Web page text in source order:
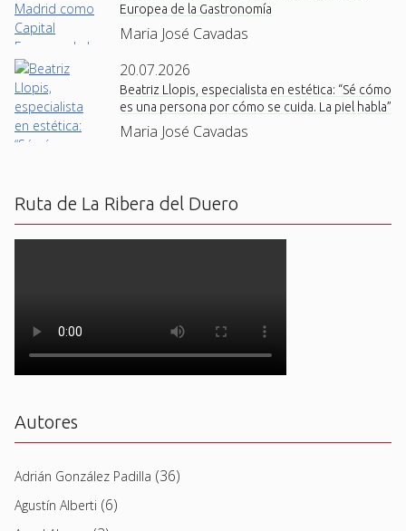
Europea de la Gastronomía
Maria José Cavadas
20.07.2026
Beatriz Llopis, especialista en estética: “Sé cómo
es una persona por cómo se cuida. La piel habla”
Maria José Cavadas
Ruta de La Ribera del Duero
Autores
Adrián González Padilla (36)
Agustín Alberti (6)